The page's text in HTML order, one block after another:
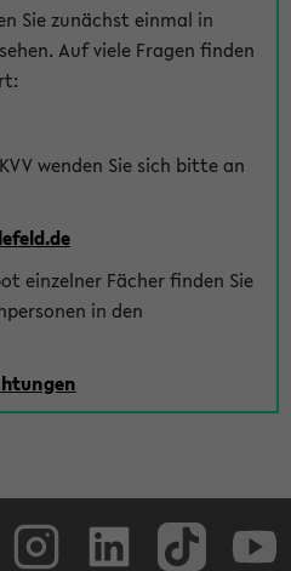
Sie zunächst einmal in
Auf viele Fragen finden
wenden Sie sich bitte an
einzelner Fächer finden Sie
in den